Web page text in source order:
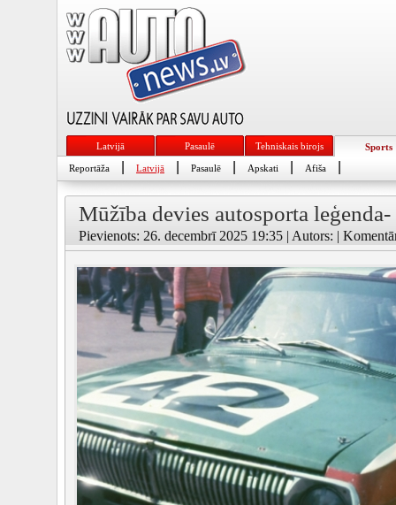
Latvijā Pasaulē Tehniskais birojs
Sports
Reportāža
Latvijā Pasaulē Apskati Afiša
Mūžība devies autosporta
Pievienots: 26. decembrī 2025 19:35 | Autors: |